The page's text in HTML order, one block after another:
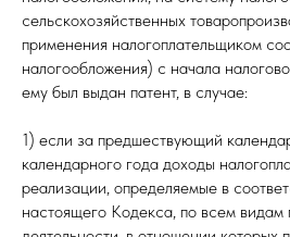
сельскохозяйственных
применения налогоплательщиком
налогообложения) с начала
ему был выдан патент, в случае:
1) если за предшествующий
календарного года доходы
реализации, определяемые в
настоящего Кодекса, по всем видам